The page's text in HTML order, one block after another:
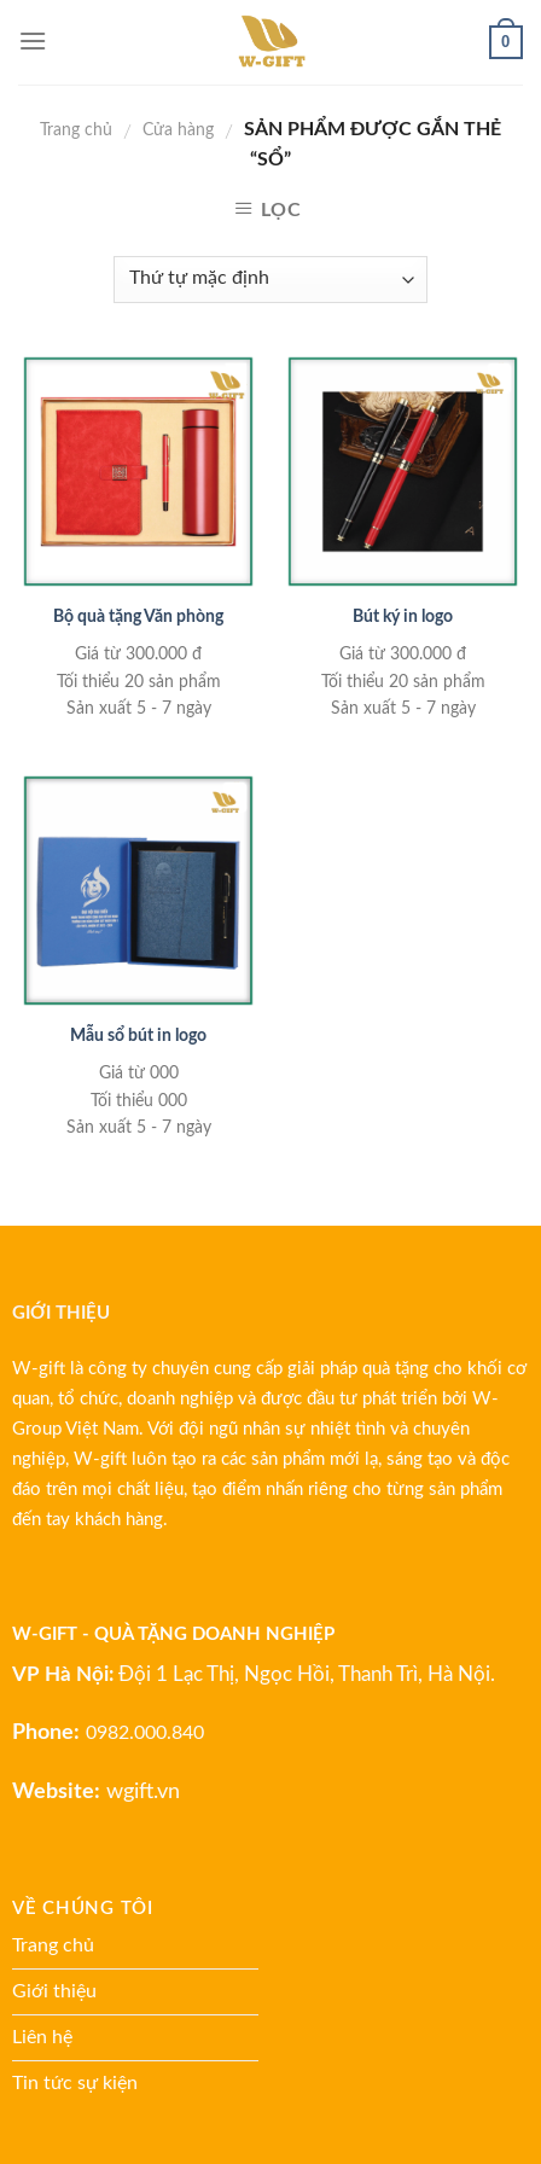
0
Trang chủ / Cửa hàng /
SẢN PHẨM ĐƯỢC GẮN THẺ
“SỔ”
LỌC
Bộ quà tặng Văn phòng
Giá từ 300.000 đ
Tối thiểu 20 sản phẩm
Sản xuất 5 - 7 ngày
Bút ký in logo
Giá từ 300.000 đ
Tối thiểu 20 sản phẩm
Sản xuất 5 - 7 ngày
Mẫu sổ bút in logo
Giá từ 000
Tối thiểu 000
Sản xuất 5 - 7 ngày
GIỚI THIỆU
W-gift là công ty chuyên cung cấp giải pháp quà tặng cho khối cơ
quan, tổ chức, doanh nghiệp và được đầu tư phát triển bởi W-
Group Việt Nam. Với đội ngũ nhân sự nhiệt tình và chuyên
nghiệp, W-gift luôn tạo ra các sản phẩm mới lạ, sáng tạo và độc
đáo trên mọi chất liệu, tạo điểm nhấn riêng cho từng sản phẩm
đến tay khách hàng.
W-GIFT - QUÀ TẶNG DOANH NGHIỆP
VP Hà Nội: Đội 1 Lạc Thị, Ngọc Hồi, Thanh Trì, Hà Nội.
Phone: 0982.000.840
Website: wgift.vn
VỀ CHÚNG TÔI
Trang chủ
Giới thiệu
Liên hệ
Tin tức sự kiện